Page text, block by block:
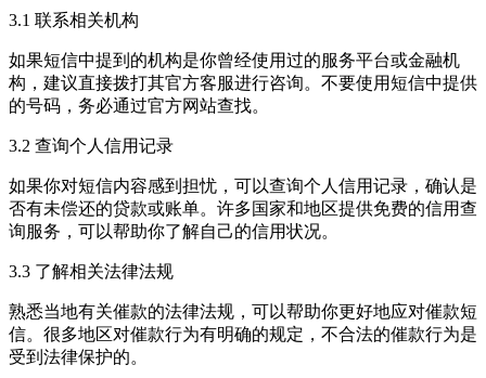
3.1 联系相关机构
如果短信中提到的机构是你曾经使用过的服务平台或金融机
构，建议直接拨打其官方客服进行咨询。不要使用短信中提供
的号码，务必通过官方网站查找。
3.2 查询个人信用记录
如果你对短信内容感到担忧，可以查询个人信用记录，确认是
否有未偿还的贷款或账单。许多国家和地区提供免费的信用查
询服务，可以帮助你了解自己的信用状况。
3.3 了解相关法律法规
熟悉当地有关催款的法律法规，可以帮助你更好地应对催款短
信。很多地区对催款行为有明确的规定，不合法的催款行为是
受到法律保护的。